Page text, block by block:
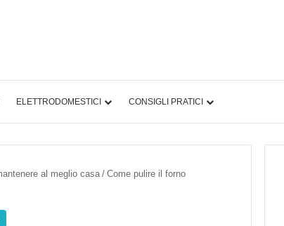
ELETTRODOMESTICI CONSIGLI PRATICI
al meglio casa / Come pulire il forno